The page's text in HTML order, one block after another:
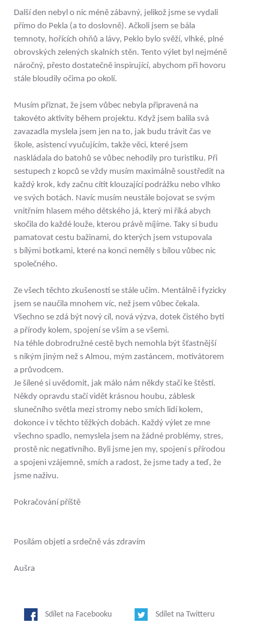
Další den nebyl o nic méně zábavný, jelikož jsme se vydali
přímo do Pekla (a to doslovně). Ačkoli jsem se bála
temnoty, hořících ohňů a lávy, Peklo bylo svěží, vlhké, plné
obrovských zelených skalních stěn. Tento výlet byl nejméně
náročný, přesto dostatečně inspirující, abychom při hovoru
stále bloudily očima po okolí.
Musím přiznat, že jsem vůbec nebyla připravená na
takovéto aktivity během projektu. Když jsem balila svá
zavazadla myslela jsem jen na to, jak budu trávit čas ve
škole, asistencí vyučujícím, takže věci, které jsem
naskládala do batohů se vůbec nehodily pro turistiku. Při
sestupech z kopců se vždy musím maximálně soustředit na
každý krok, kdy začnu cítit klouzající podrážku nebo vlhko
ve svých botách. Navíc musím neustále bojovat se svým
vnitřním hlasem mého dětského já, který mi říká abych
skočila do každé louže, kterou právě míjíme. Taky si budu
pamatovat cestu bažinami, do kterých jsem vstupovala
s bílými botkami, které na konci neměly s bílou vůbec nic
společného.
Ze všech těchto zkušeností se stále učím. Mentálně i fyzicky
jsem se naučila mnohem víc, než jsem vůbec čekala.
Všechno se zdá být nový cíl, nová výzva, dotek čistého bytí
a přírody kolem, spojení se vším a se všemi.
Na téhle dobrodružné cestě bych nemohla být šťastnější
s nikým jiným než s Almou, mým zastáncem, motivátorem
a průvodcem.
Je šílené si uvědomit, jak málo nám někdy stačí ke štěstí.
Někdy opravdu stačí vidět krásnou houbu, záblesk
slunečního světla mezi stromy nebo smích lidí kolem,
dokonce i v těchto těžkých dobách. Každý výlet ze mne
všechno spadlo, nemyslela jsem na žádné problémy, stres,
prostě nic negativního. Byli jsme jen my, spojení s přírodou
a spojeni vzájemně, smích a radost, že jsme tady a teď, že
jsme naživu.
Pokračování příště
Posílám objetí a srdečně vás zdravím
Aušra
Sdílet na Facebooku Sdílet na Twitteru